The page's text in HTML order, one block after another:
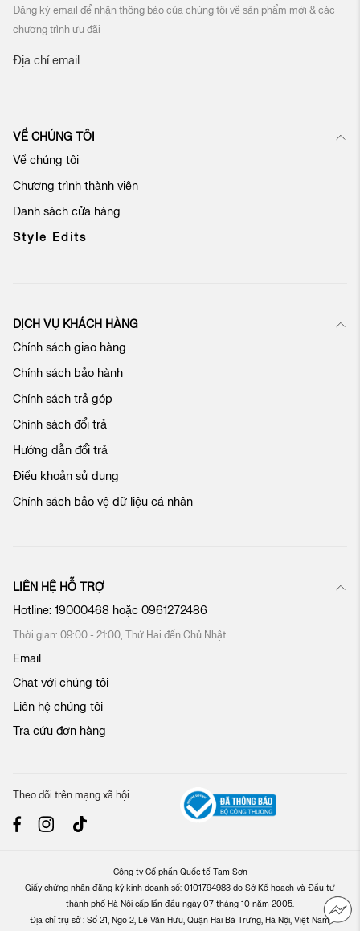
Đăng ký email để nhận thông báo của chúng tôi về sản phẩm mới & các
chương trình ưu đãi
Đ
ý
n
ậ
n
b
ả
c
ủ
a
h
ú
g
t
i
VỀ CHÚNG TÔI
Về chúng tôi
Chương trình thành viên
Danh sách cửa hàng
Style Edits
DỊCH VỤ KHÁCH HÀNG
Chính sách giao hàng
Chính sách bảo hành
Chính sách trả góp
Chính sách đổi trả
Hướng dẫn đổi trả
Điều khoản sử dụng
Chính sách bảo vệ dữ liệu cá nhân
LIÊN HỆ HỖ TRỢ
Hotline: 19000468 hoặc 0961272486
Thời gian: 09:00 - 21:00, Thứ Hai đến Chủ Nhật
Email
Chat với chúng tôi
Liên hệ chúng tôi
Tra cứu đơn hàng
Theo dõi trên mạng xã hội
Công ty Cổ phần Quốc tế Tam Sơn
Giấy chứng nhận đăng ký kinh doanh số: 0101794983 do Sở Kế hoạch và Đầu tư
thành phố Hà Nội cấp lần đầu ngày 07 tháng 10 năm 2005.
Địa chỉ trụ sở : Số 21, Ngõ 2, Lê Văn Hưu, Quận Hai Bà Trưng, Hà Nội, Việt Nam.